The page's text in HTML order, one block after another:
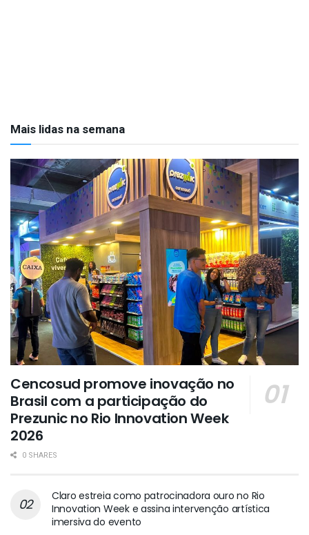
Mais lidas na semana
Cencosud promove inovação no
Brasil com a participação do
Prezunic no Rio Innovation Week
2026
0 SHARES
Claro estreia como patrocinadora ouro no Rio
Innovation Week e assina intervenção artística
imersiva do evento